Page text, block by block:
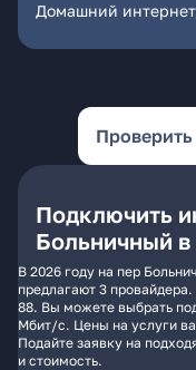
Домашний
Подключить
Больничный
В 2026 году на пер
предлагают 3
88. Вы можете выбрать
Мбит/с. Цены на услуги
Подайте заявку на
и стоимость.